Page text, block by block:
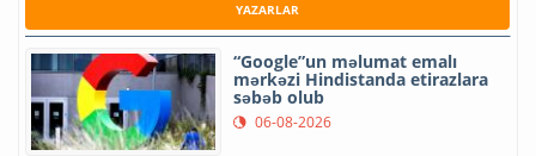
YAZARLAR
“Google”un məlumat emalı
mərkəzi Hindistanda etirazlara
səbəb olub
06-08-2026